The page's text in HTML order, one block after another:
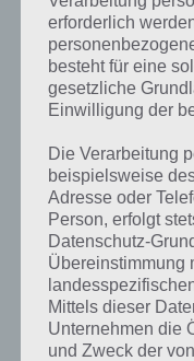
erforderlich
besteht für eine
gesetzliche
Einwilligung der
Die Verarbeitung
beispielsweise
Adresse oder
Person, erfolgt
Datenschutz-
Übereinstimmung
Mittels dieser
Unternehmen die
und Zweck der